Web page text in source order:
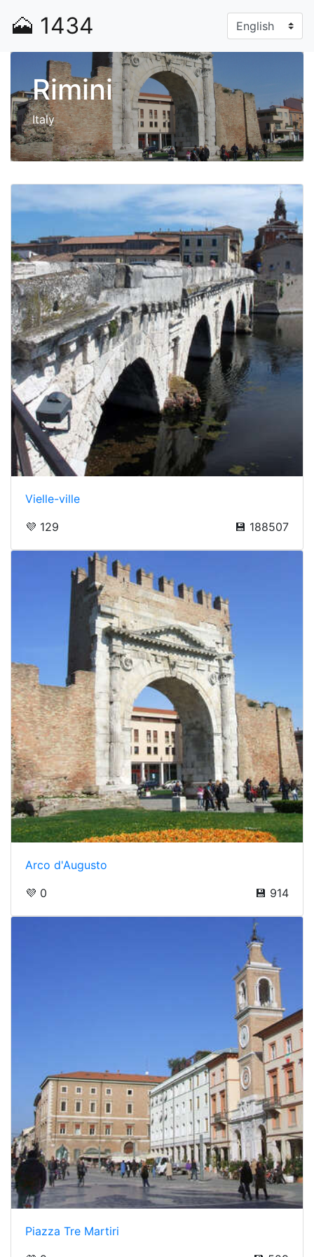
🗻 1434
Rimini
Italy
Vielle-ville
💜 129
💾 188507
Arco d'Augusto
💜 0
💾 914
Piazza Tre Martiri